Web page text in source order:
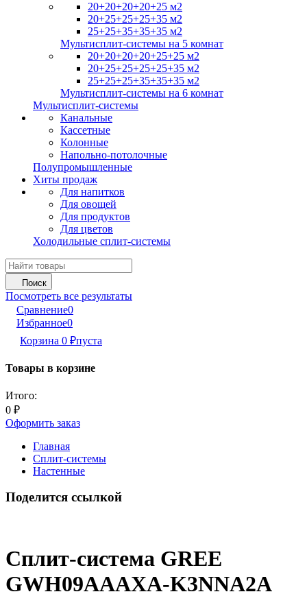
20+20+20+20+25 м2
20+25+25+25+35 м2
25+25+35+35+35 м2
Мультисплит-системы на 5 комнат
20+20+20+20+25+25 м2
20+25+25+25+25+35 м2
25+25+25+35+35+35 м2
Мультисплит-системы на 6 комнат
Мультисплит-системы
Канальные
Кассетные
Колонные
Напольно-потолочные
Полупромышленные
Хиты продаж
Для напитков
Для овощей
Для продуктов
Для цветов
Холодильные сплит-системы
Поиск
Посмотреть все результаты
Сравнение0
Избранное0
Корзина 0 ₽пуста
Товары в корзине
Итого:
0 ₽
Оформить заказ
Главная
Сплит-системы
Настенные
Поделится ссылкой
Сплит-система GREE
GWH09AAAXA-K3NNA2A